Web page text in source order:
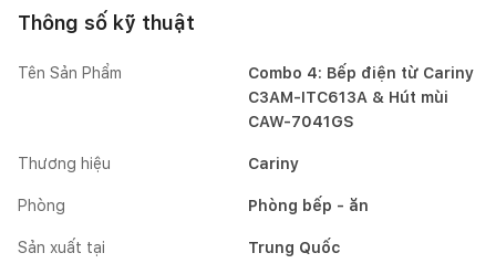
Thông số kỹ thuật
Tên Sản Phẩm
Combo 4: Bếp điện từ Cariny
C3AM-ITC613A & Hút mùi
CAW-7041GS
Thương hiệu Cariny
Phòng Phòng bếp - ăn
Sản xuất tại Trung Quốc